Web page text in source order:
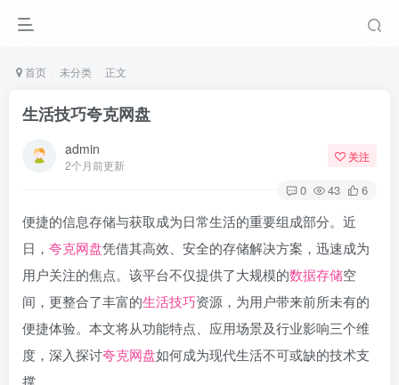
首页 未分类 正文
生活技巧夸克网盘
admin
2个月前更新
关注
0 43 6
便捷的信息存储与获取成为日常生活的重要组成部分。近
日， 夸克网盘凭借其高效、安全的存储解决方案，迅速成为
用户关注的焦点。该平台不仅提供了大规模的数据存储空
间，更整合了丰富的生活技巧资源，为用户带来前所未有的
便捷体验。本文将从功能特点、应用场景及行业影响三个维
度，深入探讨夸克网盘如何成为现代生活不可或缺的技术支
撑。